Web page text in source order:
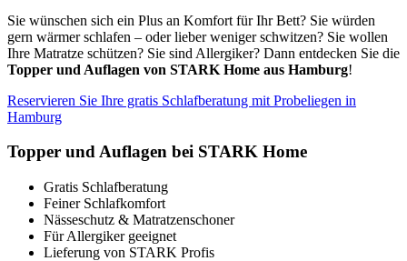
Sie wünschen sich ein Plus an Komfort für Ihr Bett? Sie würden
gern wärmer schlafen – oder lieber weniger schwitzen? Sie wollen
Ihre Matratze schützen? Sie sind Allergiker? Dann entdecken Sie die
Topper und Auflagen von STARK Home aus Hamburg!
Reservieren Sie Ihre gratis Schlafberatung mit Probeliegen in
Hamburg
Topper und Auflagen bei STARK Home
Gratis Schlafberatung
Feiner Schlafkomfort
Nässeschutz & Matratzenschoner
Für Allergiker geeignet
Lieferung von STARK Profis